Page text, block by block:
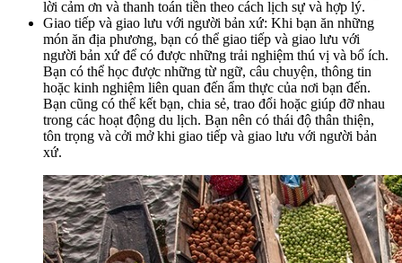
lời cảm ơn và thanh toán tiền theo cách lịch sự và hợp lý.
Giao tiếp và giao lưu với người bản xứ: Khi bạn ăn những
món ăn địa phương, bạn có thể giao tiếp và giao lưu với
người bản xứ để có được những trải nghiệm thú vị và bổ ích.
Bạn có thể học được những từ ngữ, câu chuyện, thông tin
hoặc kinh nghiệm liên quan đến ẩm thực của nơi bạn đến.
Bạn cũng có thể kết bạn, chia sẻ, trao đổi hoặc giúp đỡ nhau
trong các hoạt động du lịch. Bạn nên có thái độ thân thiện,
tôn trọng và cởi mở khi giao tiếp và giao lưu với người bản
xứ.